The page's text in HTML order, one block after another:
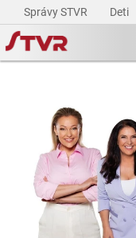
Správy STVR Deti